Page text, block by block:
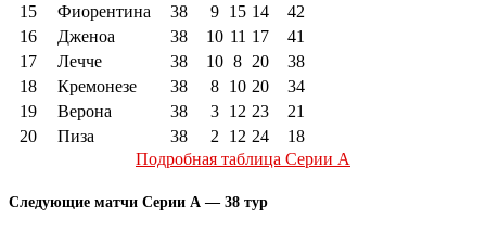
15
Фиорентина 38 9 15 14
42
16
Дженоа 38 10 11 17
41
17
Лечче 38 10 8 20
38
18
Кремонезе 38 8 10 20
34
19
Верона 38 3 12 23
21
20
Пиза 38 2 12 24
18
Подробная таблица Серии А
Следующие матчи Серии А — 38 тур